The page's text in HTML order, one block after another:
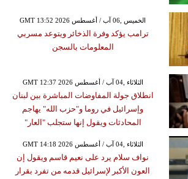
GMT 13:52 2026 الخميس ,06 آب / أغسطس
ترامب يؤكد وفرة الذخائر ويتوعد مسربي
المعلومات بالسجن
GMT 12:37 2026 الثلاثاء ,04 آب / أغسطس
انطلاق جولة المفاوضات المباشرة بين لبنان
وإسرائيل في روما و"حزب الله" يهاجم
المحادثات ويقول إنها ستجلب "العار"
GMT 14:18 2026 الثلاثاء ,04 آب / أغسطس
نواف سلام يرد على نعيم قاسم ويقول إن
العون الأكبر لإسرائيل قدمه من تفرد بقرار